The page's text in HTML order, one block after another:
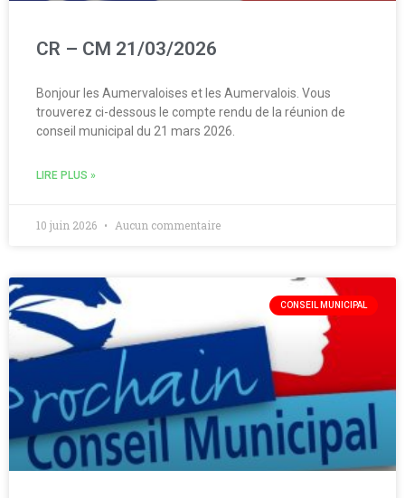
CR – CM 21/03/2026
Bonjour les Aumervaloises et les Aumervalois. Vous
trouverez ci-dessous le compte rendu de la réunion de
conseil municipal du 21 mars 2026.
LIRE PLUS »
10 juin 2026 Aucun commentaire
CONSEIL MUNICIPAL